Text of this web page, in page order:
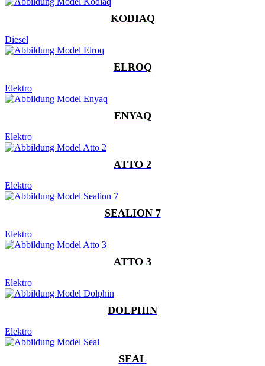
KODIAQ
Diesel
ELROQ
Elektro
ENYAQ
Elektro
ATTO 2
Elektro
SEALION 7
Elektro
ATTO 3
Elektro
DOLPHIN
Elektro
SEAL